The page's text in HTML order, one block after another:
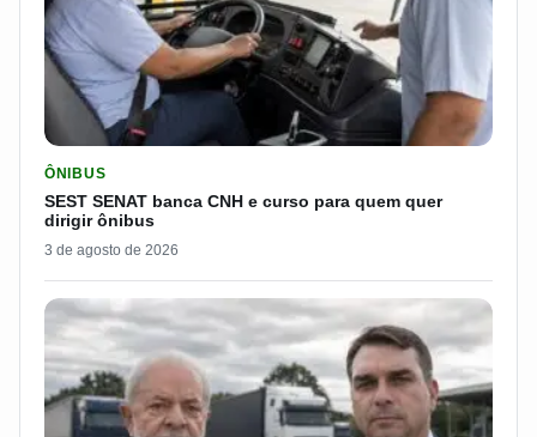
ÔNIBUS
SEST SENAT banca CNH e curso para quem quer
dirigir ônibus
3 de agosto de 2026